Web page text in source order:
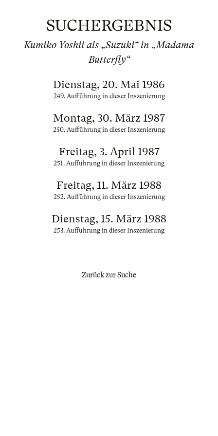
SUCHERGEBNIS
Kumiko Yoshii als „Suzuki“ in „Madama
Butterfly“
Dienstag, 20. Mai 1986
249. Aufführung in dieser Inszenierung
Montag, 30. März 1987
250. Aufführung in dieser Inszenierung
Freitag, 3. April 1987
251. Aufführung in dieser Inszenierung
Freitag, 11. März 1988
252. Aufführung in dieser Inszenierung
Dienstag, 15. März 1988
253. Aufführung in dieser Inszenierung
Zurück zur Suche